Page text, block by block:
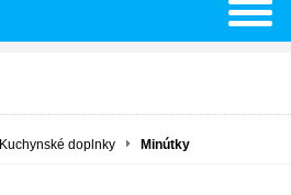
Kuchynské doplnky Minútky